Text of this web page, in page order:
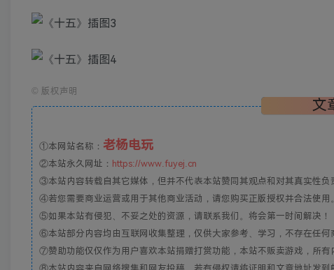
© 版权声明
文
①本网站名称： 老杨电玩
②本站永久网址： https://www.fuyej.cn
③本站内容转载自其它媒体，但并不代表本站赞同其观点和对其真实性负
④若您需要商业运营或用于其他商业活动，请您购买正版授权并合法使用。
⑤如果本站有侵犯、不妥之处的资源，请联系我们。将会第一时间解决！
⑥本站部分内容均由互联网收集整理，仅供大家参考、学习，不存在任何
⑦赞助功能仅仅作为用户喜欢本站捐赠打赏功能，本站不贩卖游戏，所有